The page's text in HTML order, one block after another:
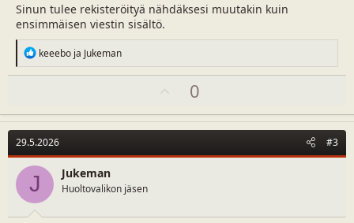
Sinun tulee rekisteröityä nähdäksesi muutakin kuin
ensimmäisen viestin sisältö.
R
e
a
i
o
n
s
:
keeebo ja Jukeman
v
t
0
29.5.2026 #3
J Jukeman
Huoltovalikon jäsen